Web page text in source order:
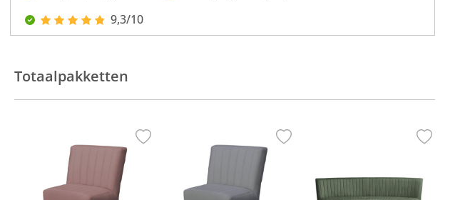
9,3/10
Totaalpakketten